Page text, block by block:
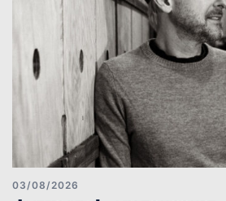
03/08/2026